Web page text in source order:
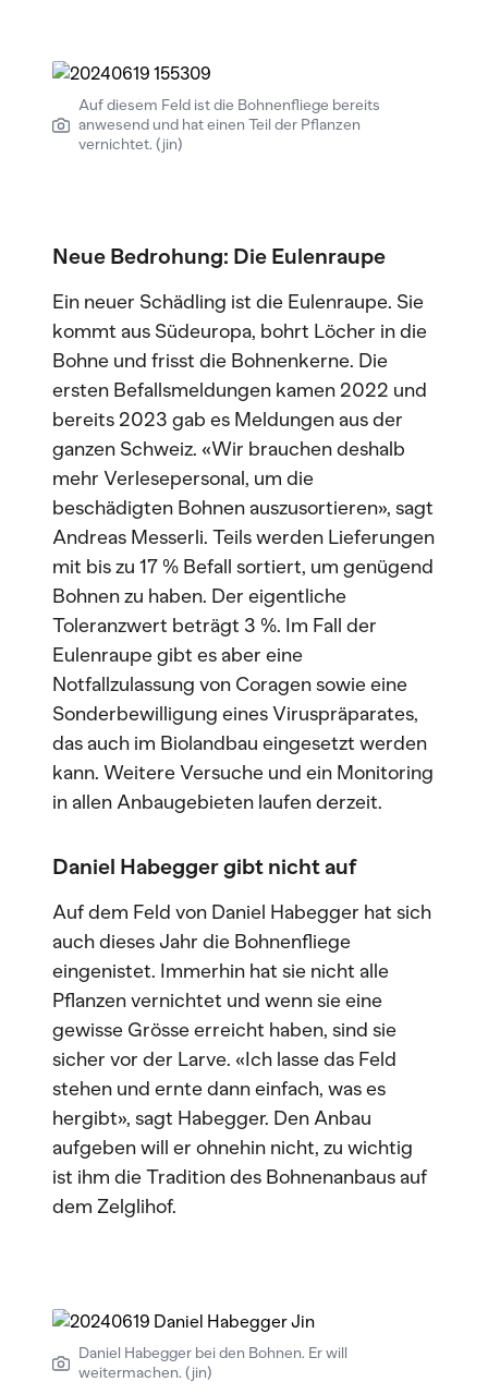
Auf diesem Feld ist die Bohnenfliege bereits
anwesend und hat einen Teil der Pflanzen
vernichtet. (jin)
Neue Bedrohung: Die Eulenraupe
Ein neuer Schädling ist die Eulenraupe. Sie
kommt aus Südeuropa, bohrt Löcher in die
Bohne und frisst die Bohnenkerne. Die
ersten Befallsmeldungen kamen 2022 und
bereits 2023 gab es Meldungen aus der
ganzen Schweiz. «Wir brauchen deshalb
mehr Verlesepersonal, um die
beschädigten Bohnen auszusortieren», sagt
Andreas Messerli. Teils werden Lieferungen
mit bis zu 17 % Befall sortiert, um genügend
Bohnen zu haben. Der eigentliche
Toleranzwert beträgt 3 %. Im Fall der
Eulenraupe gibt es aber eine
Notfallzulassung von Coragen sowie eine
Sonderbewilligung eines Viruspräparates,
das auch im Biolandbau eingesetzt werden
kann. Weitere Versuche und ein Monitoring
in allen Anbaugebieten laufen derzeit.
Daniel Habegger gibt nicht auf
Auf dem Feld von Daniel Habegger hat sich
auch dieses Jahr die Bohnenfliege
eingenistet. Immerhin hat sie nicht alle
Pflanzen vernichtet und wenn sie eine
gewisse Grösse erreicht haben, sind sie
sicher vor der Larve. «Ich lasse das Feld
stehen und ernte dann einfach, was es
hergibt», sagt Habegger. Den Anbau
aufgeben will er ohnehin nicht, zu wichtig
ist ihm die Tradition des Bohnenanbaus auf
dem Zelglihof.
Daniel Habegger bei den Bohnen. Er will
weitermachen. (jin)